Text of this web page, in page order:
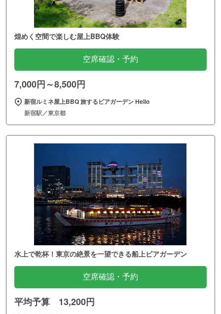
煌めく空間で楽しむ屋上BBQ体験
空席確認・予約
7,000円～8,500円
新宿ルミネ屋上BBQ 旅するビアガーデン Hello
新宿駅／東京都
水上で乾杯！東京の絶景を一望できる船上ビアガーデン
空席確認・予約
平均予算 13,200円